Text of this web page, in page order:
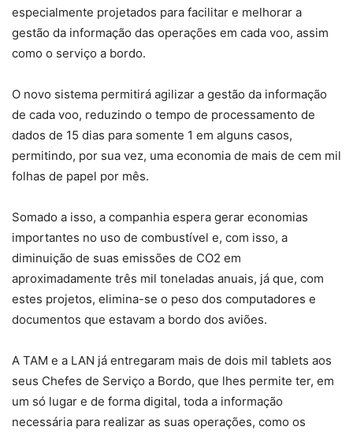
especialmente projetados para facilitar e melhorar a
gestão da informação das operações em cada voo, assim
como o serviço a bordo.
O novo sistema permitirá agilizar a gestão da informação
de cada voo, reduzindo o tempo de processamento de
dados de 15 dias para somente 1 em alguns casos,
permitindo, por sua vez, uma economia de mais de cem mil
folhas de papel por mês.
Somado a isso, a companhia espera gerar economias
importantes no uso de combustível e, com isso, a
diminuição de suas emissões de CO2 em
aproximadamente três mil toneladas anuais, já que, com
estes projetos, elimina-se o peso dos computadores e
documentos que estavam a bordo dos aviões.
A TAM e a LAN já entregaram mais de dois mil tablets aos
seus Chefes de Serviço a Bordo, que lhes permite ter, em
um só lugar e de forma digital, toda a informação
necessária para realizar as suas operações, como os